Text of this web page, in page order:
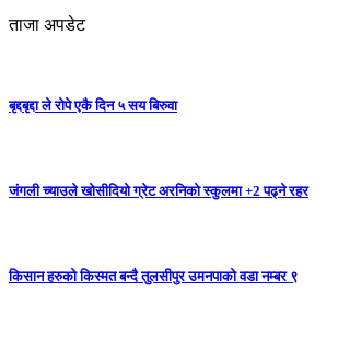
ताजा अपडेट
बृद्दबृद्दा ले रोपे एकै दिन ५ सय बिरुवा
जंगली च्याउले खोसीदियो ग्रेट अरनिको स्कुलमा +2 पढ्ने रहर
किसान हरुको किस्मत बन्दै तुलसीपुर उमनपाको वडा नम्बर ९